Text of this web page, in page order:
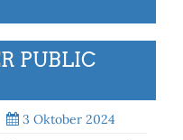
PUBLIC
3 Oktober 2024